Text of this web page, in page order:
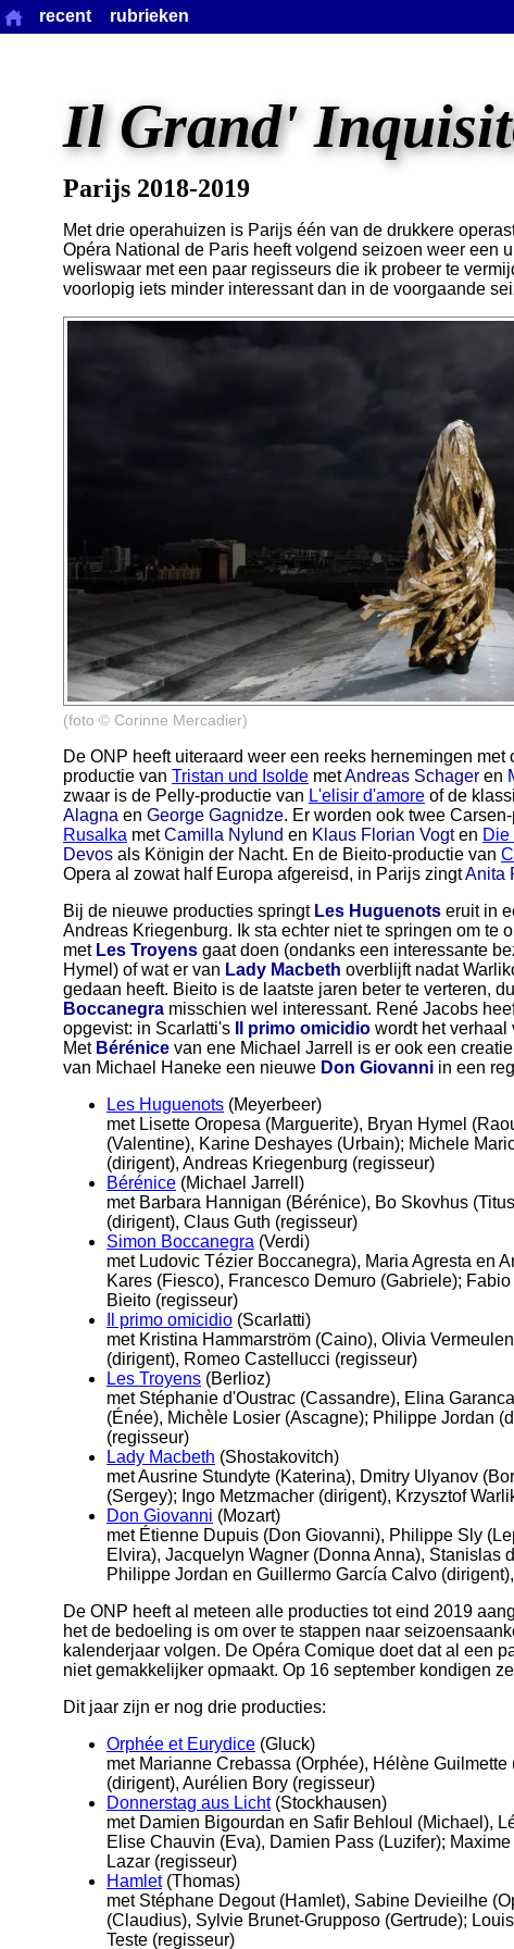
Il Grand'
Parijs 2018-2019
Met drie operahuizen is Parijs één van de drukkere
Opéra National de Paris heeft volgend seizoen weer een
weliswaar met een paar regisseurs die ik probeer te
voorlopig iets minder interessant dan in de voorgaande
(foto © Corinne Mercadier)
De ONP heeft uiteraard weer een reeks hernemingen
productie van Tristan und Isolde metAndreas Schager en
zwaar is de Pelly-productie van L'elisir d'amore of de
Alagna en George Gagnidze. Er worden ook twee
Rusalka metCamilla Nylund en Klaus Florian Vogten Die
Devos als Königin der Nacht. En de Bieito-productie van
Opera al zowat half Europa afgereisd, in Parijs zingtAnita
Bij de nieuwe producties springt Les Huguenots eruit in
Andreas Kriegenburg. Ik sta echter niet te springen om te
met Les Troyens gaat doen (ondanks een interessante
Hymel) of wat er van Lady Macbeth overblijft nadat
gedaan heeft. Bieito is de laatste jaren beter te verteren,
Boccanegra misschien wel interessant. René Jacobs
opgevist: in Scarlatti's
Il primo omicidio wordt het verhaal
Met Bérénice van ene Michael Jarrell is er ook een
van Michael Haneke een nieuwe Don Giovanni in een
Les Huguenots (Meyerbeer)
met Lisette Oropesa (Marguerite), Bryan Hymel
(Valentine), Karine Deshayes (Urbain); Michele
(dirigent), Andreas Kriegenburg (regisseur)
Bérénice (Michael Jarrell)
met Barbara Hannigan (Bérénice), Bo Skovhus
(dirigent), Claus Guth (regisseur)
Simon Boccanegra (Verdi)
met Ludovic Tézier Boccanegra), Maria Agresta en
Kares (Fiesco), Francesco Demuro (Gabriele);
Bieito (regisseur)
Il primo omicidio (Scarlatti)
met Kristina Hammarström (Caino), Olivia
(dirigent), Romeo Castellucci (regisseur)
Les Troyens (Berlioz)
met Stéphanie d'Oustrac (Cassandre), Elina
(Énée), Michèle Losier (Ascagne); Philippe Jordan
(regisseur)
Lady Macbeth (Shostakovitch)
met Ausrine Stundyte (Katerina), Dmitry Ulyanov
(Sergey); Ingo Metzmacher (dirigent), Krzysztof
Don Giovanni (Mozart)
met Étienne Dupuis (Don Giovanni), Philippe Sly
Elvira), Jacquelyn Wagner (Donna Anna), Stanislas
Philippe Jordan en Guillermo García Calvo
De ONP heeft al meteen alle producties tot eind 2019
het de bedoeling is om over te stappen naar
kalenderjaar volgen. De Opéra Comique doet dat al een
niet gemakkelijker opmaakt. Op 16 september kondigen
Dit jaar zijn er nog drie producties:
Orphée et Eurydice (Gluck)
met Marianne Crebassa (Orphée), Hélène
(dirigent), Aurélien Bory (regisseur)
Donnerstag aus Licht(Stockhausen)
met Damien Bigourdan en Safir Behloul (Michael),
Elise Chauvin (Eva), Damien Pass (Luzifer);
Lazar (regisseur)
Hamlet(Thomas)
met Stéphane Degout (Hamlet), Sabine Devieilhe
(Claudius), Sylvie Brunet-Grupposo (Gertrude);
Teste (regisseur)
recent rubrieken